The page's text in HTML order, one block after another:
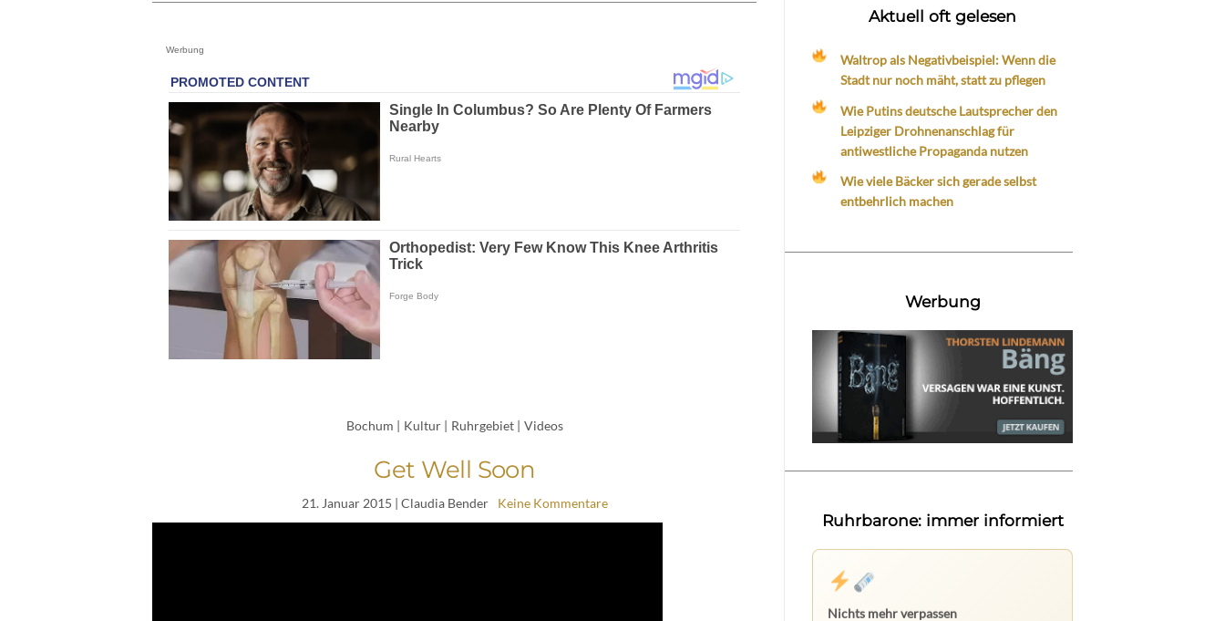
Werbung
Bochum | Kultur | Ruhrgebiet | Videos
Get Well Soon
21. Januar 2015 | Claudia Bender Keine Kommentare
Aktuell oft gelesen
Waltrop als Negativbeispiel: Wenn die
Stadt nur noch mäht, statt zu pflegen
Wie Putins deutsche Lautsprecher den
Leipziger Drohnenanschlag für
antiwestliche Propaganda nutzen
Wie viele Bäcker sich gerade selbst
entbehrlich machen
Werbung
Ruhrbarone: immer informiert
Nichts mehr verpassen